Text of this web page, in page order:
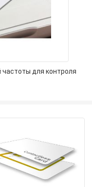
частоты для контроля